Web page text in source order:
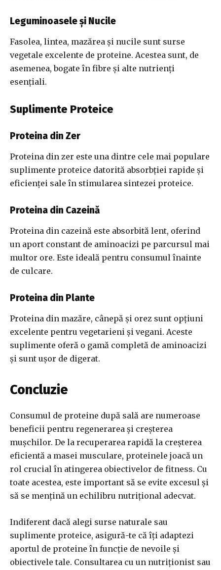
Leguminoasele și Nucile
Fasolea, lintea, mazărea și nucile sunt surse
vegetale excelente de proteine. Acestea sunt, de
asemenea, bogate în fibre și alte nutrienți
esențiali.
Suplimente Proteice
Proteina din Zer
Proteina din zer este una dintre cele mai populare
suplimente proteice datorită absorbției rapide și
eficienței sale în stimularea sintezei proteice.
Proteina din Cazeină
Proteina din cazeină este absorbită lent, oferind
un aport constant de aminoacizi pe parcursul mai
multor ore. Este ideală pentru consumul înainte
de culcare.
Proteina din Plante
Proteina din mazăre, cânepă și orez sunt opțiuni
excelente pentru vegetarieni și vegani. Aceste
suplimente oferă o gamă completă de aminoacizi
și sunt ușor de digerat.
Concluzie
Consumul de proteine după sală are numeroase
beneficii pentru regenerarea și creșterea
mușchilor. De la recuperarea rapidă la creșterea
eficientă a masei musculare, proteinele joacă un
rol crucial în atingerea obiectivelor de fitness. Cu
toate acestea, este important să se evite excesul și
să se mențină un echilibru nutrițional adecvat.
Indiferent dacă alegi surse naturale sau
suplimente proteice, asigură-te că îți adaptezi
aportul de proteine în funcție de nevoile și
obiectivele tale. Consultarea cu un nutriționist sau